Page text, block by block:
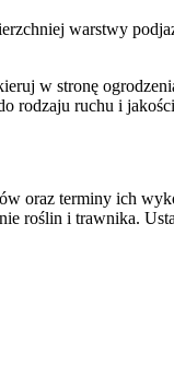
warstwy
w stronę
rodzaju ruchu i jakości
oraz terminy ich
roślin i trawnika.